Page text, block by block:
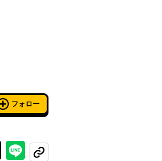
フォロー
Xで投稿するラインでシェアする
コピーする